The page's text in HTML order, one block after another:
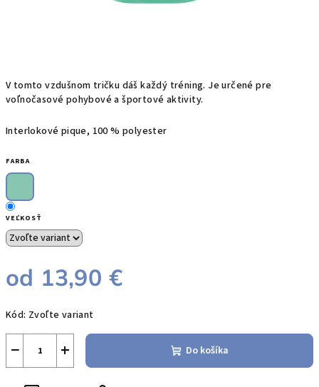
V tomto vzdušnom tričku dáš každý tréning. Jeurčené pre
voľnočasové pohybové a športové aktivity.
Interlokové pique, 100 % polyester
FARBA
VEĽKOSŤ
od 13,90 €
cena:
Kód: Zvoľte variant
+
− Do košíka